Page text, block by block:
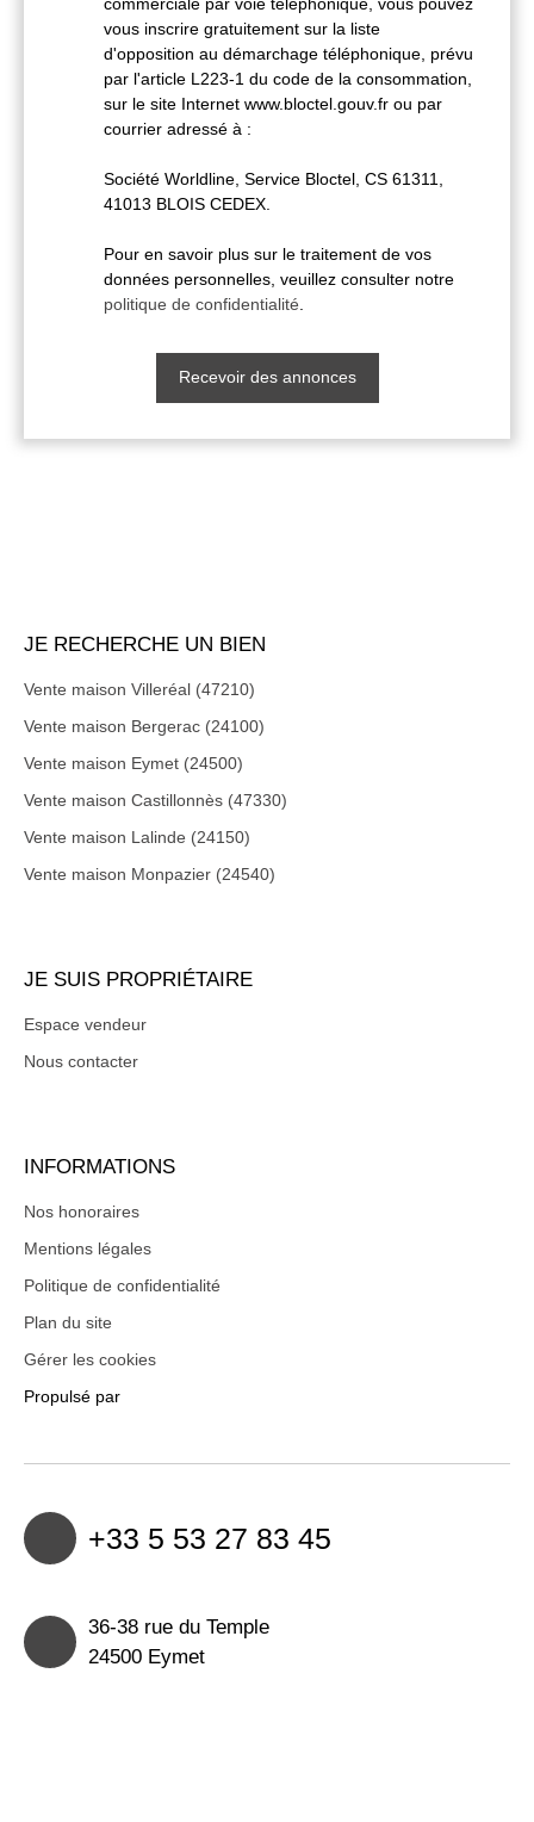
vous inscrire gratuitement sur la liste
d'opposition au démarchage téléphonique, prévu
par l'article L223-1 du code de la consommation,
sur le site Internet www.bloctel.gouv.fr ou par
courrier adressé à :
Société Worldline, Service Bloctel, CS 61311,
41013 BLOIS CEDEX.
Pour en savoir plus sur le traitement de vos
données personnelles, veuillez consulter notre
politique de confidentialité
Recevoir des annonces
JE RECHERCHE UN BIEN
Vente maison Villeréal (47210)
Vente maison Bergerac (24100)
Vente maison Eymet (24500)
Vente maison Castillonnès (47330)
Vente maison Lalinde (24150)
Vente maison Monpazier (24540)
JE SUIS PROPRIÉTAIRE
Espace vendeur
Nous contacter
INFORMATIONS
Nos honoraires
Mentions légales
Politique de confidentialité
Plan du site
Gérer les cookies
Propulsé par
+33 5 53 27 83 45
36-38 rue du Temple
24500 Eymet